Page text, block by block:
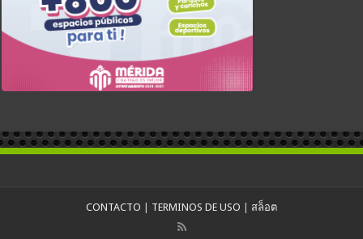
CONTACTO TERMINOS DE USO สล็อต